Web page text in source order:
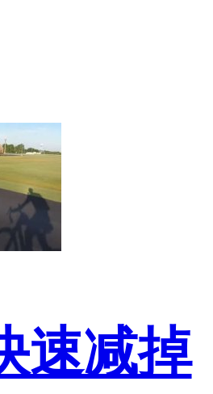
速减掉